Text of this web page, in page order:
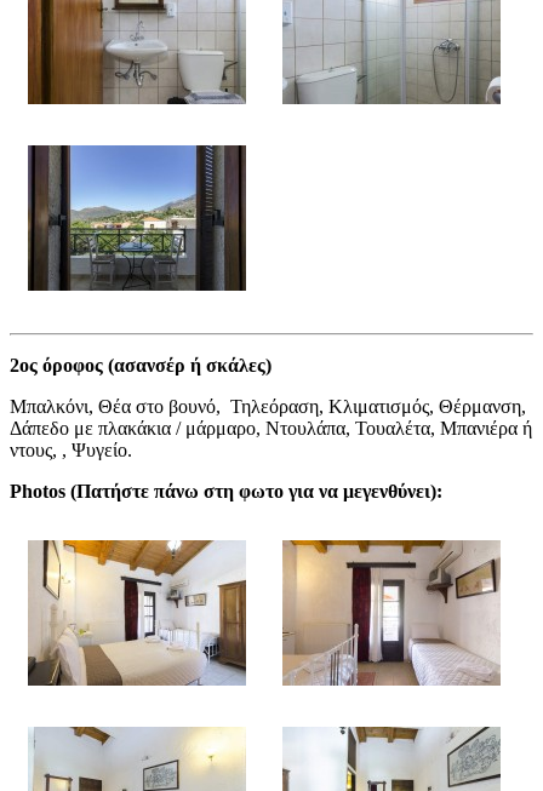
2ος όροφος (ασανσέρ ή σκάλες)
Μπαλκόνι, Θέα στο βουνό, Τηλεόραση, Κλιματισμός, Θέρμανση,
Δάπεδο με πλακάκια / μάρμαρο, Ντουλάπα, Τουαλέτα, Μπανιέρα ή
ντους, , Ψυγείο.
Photos (Πατήστε πάνω στη φωτο για να μεγενθύνει):